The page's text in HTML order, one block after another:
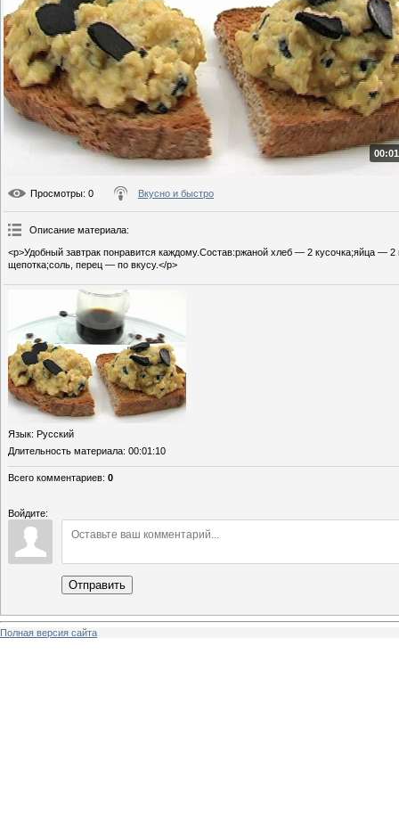
Просмотры: 0 Вкусно и быстро
Описание материала:
<p>Удобный завтрак понравится каждому.Состав:ржаной хлеб — 2 кусочка;яйца
щепотка;соль, перец — по вкусу.</p>
Язык: Русский
Длительность материала: 00:01:10
Всего комментариев: 0
Войдите:
Отправить
Полная версия сайта